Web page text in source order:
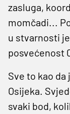
zasluga,
momčadi...
u stvarnosti
posvećenost
Sve to kao
Osijeka.
svaki bod,